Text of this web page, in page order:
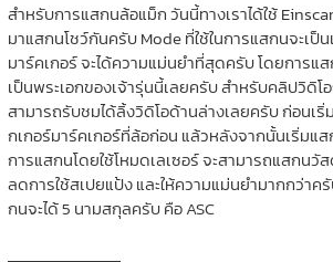
สำหรับการแสกนล้อแม็ก วันนี้ทางเราได้ใช้
มาแสกนโชว์กันครับ Mode ที่ใช้ในการแสกนจะเป็
มาร์คเกอร์ จะได้ความแม่นยำที่สุดครับ โดยการแ
เป็นพระเอกของเจ้ารุ่นนี้เลยครับ สำหรับคลิปวิดิ
สามารถรับชมได้ลิ้งวิดิโอด้านล่างเลยครับ ก่อนเ
กเกอร์มาร์คเกอร์ที่ล้อก่อน แล้วหลังจากนั้นเริ่มแ
การแสกนโดยใช้โหมดเลเซอร์ จะสามารถแสกนวั
ลดการใช้สเปยแป้ง และให้ความแม่นยำมากกว่าค
กนจะได้ 5 นามสกุลครับ คือ ASC